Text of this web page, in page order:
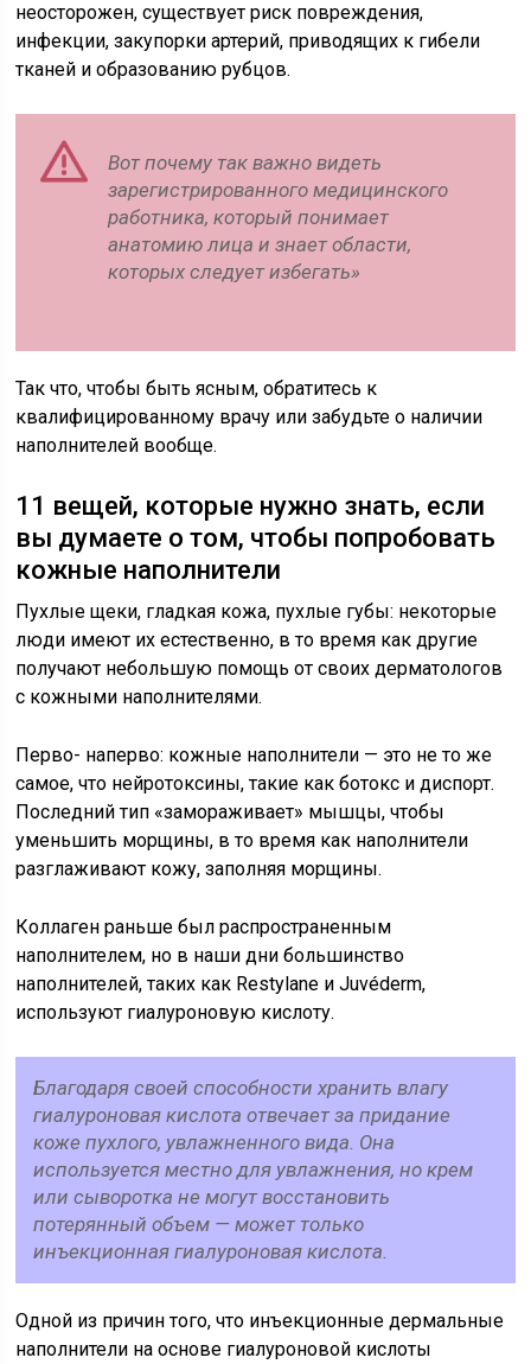
неосторожен, существует риск повреждения,
инфекции, закупорки артерий, приводящих к гибели
тканей и образованию рубцов.
Вот почему так важно видеть
зарегистрированного медицинского
работника, который понимает
анатомию лица и знает области,
которых следует избегать»
Так что, чтобы быть ясным, обратитесь к
квалифицированному врачу или забудьте о наличии
наполнителей вообще.
11 вещей, которые нужно знать, если
вы думаете о том, чтобы попробовать
кожные наполнители
Пухлые щеки, гладкая кожа, пухлые губы: некоторые
люди имеют их естественно, в то время как другие
получают небольшую помощь от своих дерматологов
с кожными наполнителями.
Перво- наперво: кожные наполнители — это не то же
самое, что нейротоксины, такие как ботокс и диспорт.
Последний тип «замораживает» мышцы, чтобы
уменьшить морщины, в то время как наполнители
разглаживают кожу, заполняя морщины.
Коллаген раньше был распространенным
наполнителем, но в наши дни большинство
наполнителей, таких как Restylane и Juvéderm,
используют гиалуроновую кислоту.
Благодаря своей способности хранить влагу
гиалуроновая кислота отвечает за придание
коже пухлого, увлажненного вида. Она
используется местно для увлажнения, но крем
или сыворотка не могут восстановить
потерянный объем — может только
инъекционная гиалуроновая кислота.
Одной из причин того, что инъекционные дермальные
наполнители на основе гиалуроновой кислоты